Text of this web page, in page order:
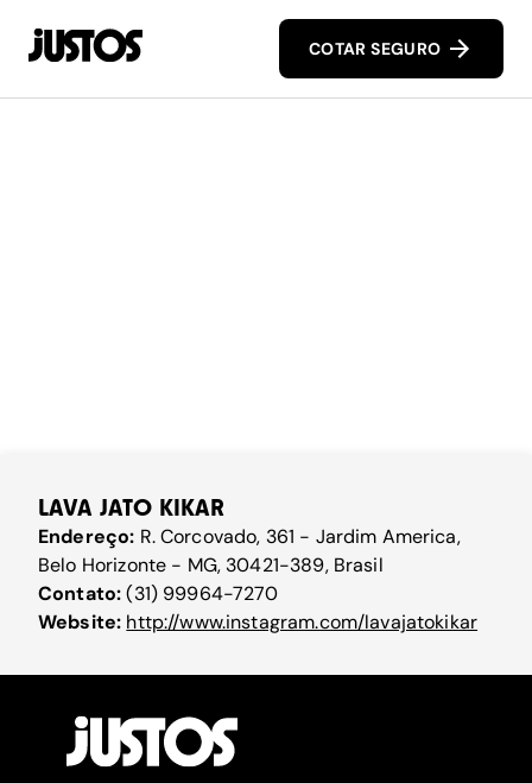
COTAR SEGURO
LAVA JATO KIKAR
Endereço: R. Corcovado, 361 - Jardim America,
Belo Horizonte - MG, 30421-389, Brasil
Contato:(31) 99964-7270
Website: http://www.instagram.com/lavajatokikar